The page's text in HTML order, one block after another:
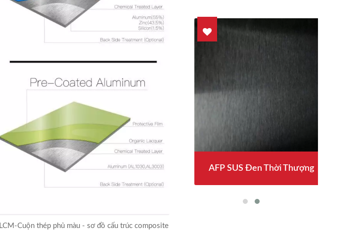
LCM-Cuộn thép phủ màu - sơ đồ cấu trúc composite
Kim Loại Vân Gỗ AFP SUS Đen Thời Thượng